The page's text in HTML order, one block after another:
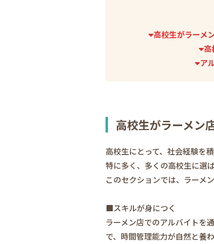
高校生がラーメ
高
ア
高校生がラーメン
高校生にとって、社会経験を
特に多く、多くの高校生に選ば
このセクションでは、ラーメ
■スキルが身につく
ラーメン店でのアルバイトを
で、時間管理能力が自然と養わ